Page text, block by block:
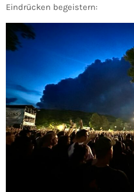
Eindrücken begeistern: